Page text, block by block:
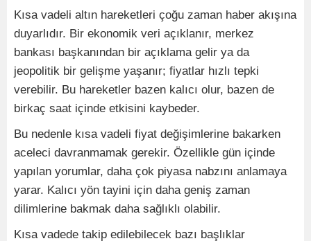
Kısa vadeli altın hareketleri çoğu zaman haber akışına
duyarlıdır. Bir ekonomik veri açıklanır, merkez
bankası başkanından bir açıklama gelir ya da
jeopolitik bir gelişme yaşanır; fiyatlar hızlı tepki
verebilir. Bu hareketler bazen kalıcı olur, bazen de
birkaç saat içinde etkisini kaybeder.
Bu nedenle kısa vadeli fiyat değişimlerine bakarken
aceleci davranmamak gerekir. Özellikle gün içinde
yapılan yorumlar, daha çok piyasa nabzını anlamaya
yarar. Kalıcı yön tayini için daha geniş zaman
dilimlerine bakmak daha sağlıklı olabilir.
Kısa vadede takip edilebilecek bazı başlıklar